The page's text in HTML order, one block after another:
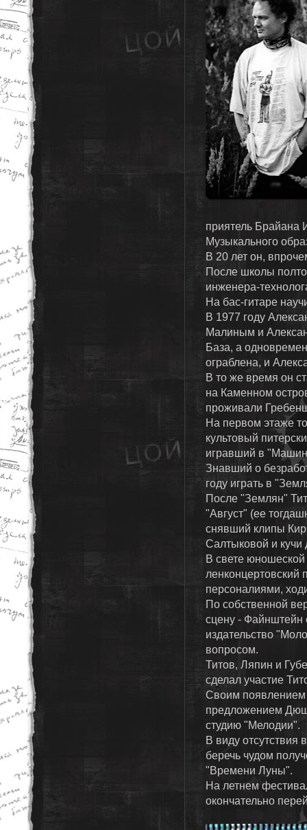
приятель Брайана
Музыкального
В 20 лет он,
После школы
инженера-
На бас-гитаре
В 1977 году
Малиным и
База, а
ограблена, и
В то же время он
на Каменном
проживали
На первом этаже
культовый
игравший в
Знавший о
году играть в
После "Землян"
"Август" (ее
снявший клипы
Салтыковой и кучи
В свете
ленконцертовский
персоналиями,
По собственной
сцену - Файнштейн
издательство
вопросом.
Титов, Ляпин и
сделал участие
Своим появлением
предложением
студию "Мелодии".
В виду отсутствия
беречь чудом
"Времени Луны".
На летнем
окончательно